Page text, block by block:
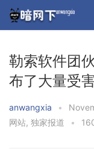
勒索软件团
布了大量受
anwangxia •
网站, 独家报道 •